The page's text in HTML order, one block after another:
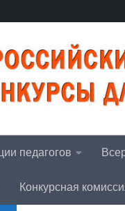
педагогов
Конкурсная